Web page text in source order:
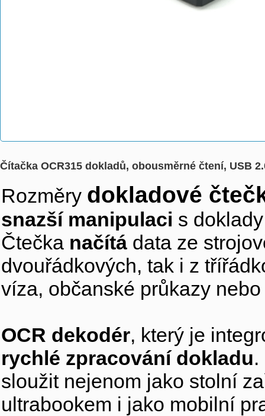
Čítačka OCR315 dokladů, obousměrné čtení, USB
Rozměry dokladové
snazší manipulaci s
Čtečka načítá data ze
dvouřádkových, tak i z
víza, občanské průkazy
OCR dekodér, který je
rychlé zpracování dokladu
sloužit nejenom jako stolní
ultrabookem i jako mobilní